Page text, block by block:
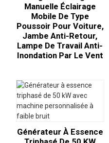
Manuelle Éclairage
Mobile De Type
Poussoir Pour Voiture,
Jambe Anti-Retour,
Lampe De Travail Anti-
Inondation Par Le Vent
Générateur À Essence